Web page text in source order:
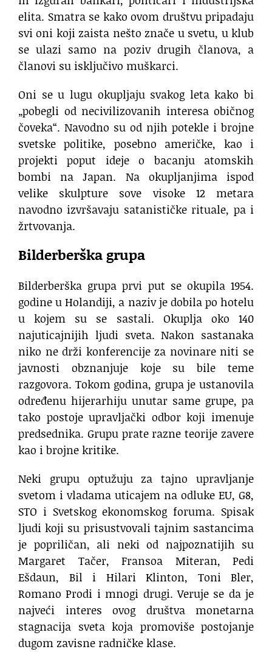
elita. Smatra se kako ovom društvu pripadaju
svi oni koji zaista nešto znače u svetu, u klub
se ulazi samo na poziv drugih članova, a
članovi su isključivo muškarci.
Oni se u lugu okupljaju svakog leta kako bi
„pobegli od necivilizovanih interesa običnog
čoveka“. Navodno su od njih potekle i brojne
svetske politike, posebno američke, kao i
projekti poput ideje o bacanju atomskih
bombi na Japan. Na okupljanjima ispod
velike skulpture sove visoke 12 metara
navodno izvršavaju satanističke rituale, pa i
žrtvovanja.
Bilderberška grupa
Bilderberška grupa prvi put se okupila 1954.
godine u Holandiji, a naziv je dobila po hotelu
u kojem su se sastali. Okuplja oko 140
najuticajnijih ljudi sveta. Nakon sastanaka
niko ne drži konferencije za novinare niti se
javnosti obznanjuje koje su bile teme
razgovora. Tokom godina, grupa je ustanovila
određenu hijerarhiju unutar same grupe, pa
tako postoje upravljački odbor koji imenuje
predsednika. Grupu prate razne teorije zavere
kao i brojne kritike.
Neki grupu optužuju za tajno upravljanje
svetom i vladama uticajem na odluke EU, G8,
STO i Svetskog ekonomskog foruma. Spisak
ljudi koji su prisustvovali tajnim sastancima
je popriličan, ali neki od najpoznatijih su
Margaret Tačer, Fransoa Miteran, Pedi
Ešdaun, Bil i Hilari Klinton, Toni Bler,
Romano Prodi i mnogi drugi. Veruje se da je
najveći interes ovog društva monetarna
stagnacija sveta koja promoviše postojanje
dugom zavisne radničke klase.